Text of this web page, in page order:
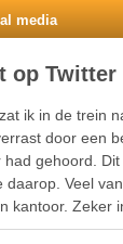
media
op Twitter
ik in de trein
door een
gehoord.
daarop. Veel
kantoor. Zeker